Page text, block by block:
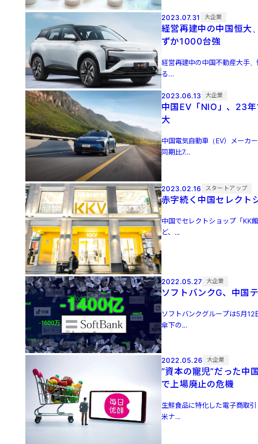
2023.07.31 大企業
経営再建中の中国恒
ずか1000台強
経営再建中の中国不動産大手
る...
2023.06.13 大企業
中国EV「NIO」、23
大
中国電気自動車（EV）メーカ
同期比7...
2023.02.16 スタートアップ
赤字続く中国セレクト
中国でセレクトショップ「KK
ど、...
2022.05.27 大企業
ソフトバンクG、中国
ソフトバンクグループは5月12
傘下の...
2022.05.26 大企業
”資本の寵児”だった
で上場廃止の危機
生鮮食品に特化した電子商取
米ナ...